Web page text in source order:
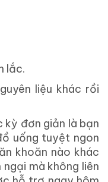
lắc.
liệu khác rồi
kỳ đơn giản là bạn
uống tuyệt ngon
khoăn nào khác
mà không liên